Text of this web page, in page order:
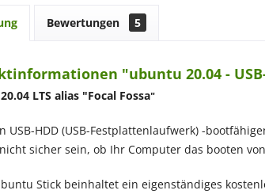
Bewertungen 5
"ubuntu 20.04 -
LTS alias "Focal Fossa"
USB-HDD (USB-Festplattenlaufwerk) -
sicher sein, ob Ihr Computer das booten
Stick beinhaltet ein eigenständiges